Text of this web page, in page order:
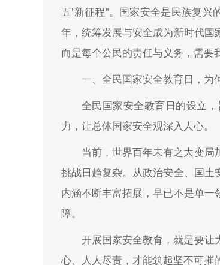
五’新征程”。国家安全是民族复
年，统筹发展与安全成为新时代国
而是每个公民的责任与义务，需要
一、全民国家安全教育日，为
全民国家安全教育日的设立
力，让总体国家安全观深入人心。
当前，世界百年未有之大变局
挑战日趋复杂。从政治安全、国土
内涵不断丰富拓展，早已不是单
障。
开展国家安全教育，就是要让
心、人人尽责，才能筑起坚不可摧